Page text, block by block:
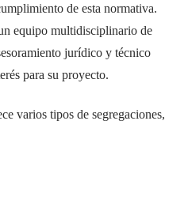
de esta normativa.
equipo multidisciplinario de
jurídico y técnico
para su proyecto.
varios tipos de segregaciones,